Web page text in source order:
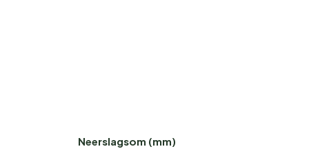
Neerslagsom (mm)